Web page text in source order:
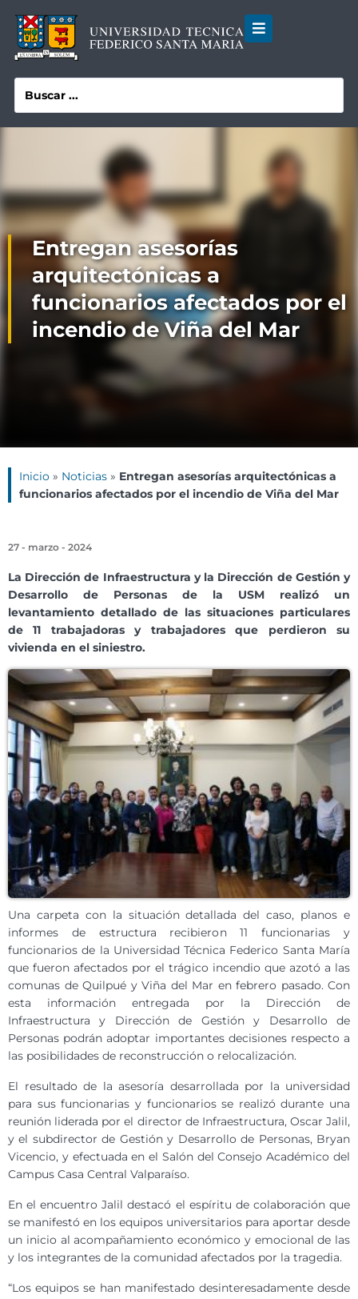
Entregan asesorías
arquitectónicas a
funcionarios afectados por el
incendio de Viña del Mar
Inicio » Noticias » Entregan asesorías arquitectónicas a
funcionarios afectados por el incendio de Viña del Mar
27 - marzo - 2024
La Dirección de Infraestructura y la Dirección de Gestión y
Desarrollo de Personas de la USM realizó un
levantamiento detallado de las situaciones particulares
de 11 trabajadoras y trabajadores que perdieron su
vivienda en el siniestro.
Una carpeta con la situación detallada del caso, planos e
informes de estructura recibieron 11 funcionarias y
funcionarios de la Universidad Técnica Federico Santa María
que fueron afectados por el trágico incendio que azotó a las
comunas de Quilpué y Viña del Mar en febrero pasado. Con
esta información entregada por la Dirección de
Infraestructura y Dirección de Gestión y Desarrollo de
Personas podrán adoptar importantes decisiones respecto a
las posibilidades de reconstrucción o relocalización.
El resultado de la asesoría desarrollada por la universidad
para sus funcionarias y funcionarios se realizó durante una
reunión liderada por el director de Infraestructura, Oscar Jalil,
y el subdirector de Gestión y Desarrollo de Personas, Bryan
Vicencio, y efectuada en el Salón del Consejo Académico del
Campus Casa Central Valparaíso.
En el encuentro Jalil destacó el espíritu de colaboración que
se manifestó en los equipos universitarios para aportar desde
un inicio al acompañamiento económico y emocional de las
y los integrantes de la comunidad afectados por la tragedia.
“Los equipos se han manifestado desinteresadamente desde